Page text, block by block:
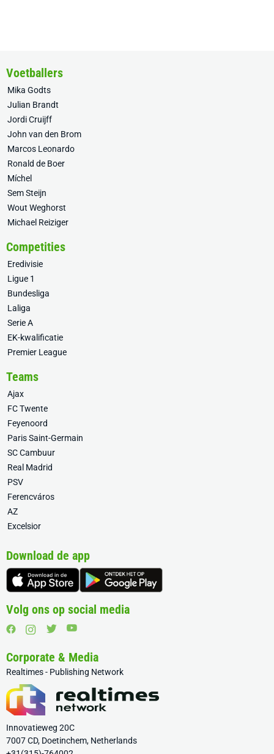
Voetballers
Mika Godts
Julian Brandt
Jordi Cruijff
John van den Brom
Marcos Leonardo
Ronald de Boer
Míchel
Sem Steijn
Wout Weghorst
Michael Reiziger
Competities
Eredivisie
Ligue 1
Bundesliga
Laliga
Serie A
EK-kwalificatie
Premier League
Teams
Ajax
FC Twente
Feyenoord
Paris Saint-Germain
SC Cambuur
Real Madrid
PSV
Ferencváros
AZ
Excelsior
Download de app
Volg ons op social media
Corporate & Media
Realtimes - Publishing Network
Innovatieweg 20C
7007 CD, Doetinchem, Netherlands